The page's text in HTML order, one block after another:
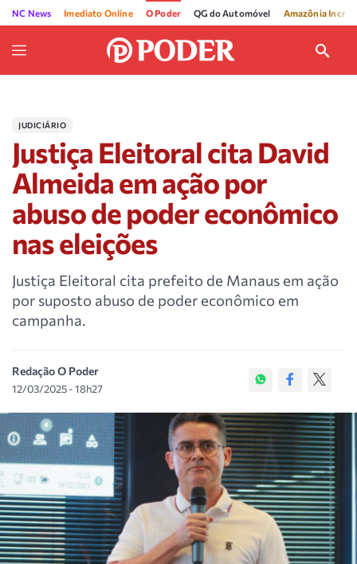
NC News Imediato Online O Poder QG do Automóvel Amazônia
JUDICIÁRIO
Justiça Eleitoral cita David
Almeida em ação por
abuso de poder econômico
nas eleições
Justiça Eleitoral cita prefeito de Manaus em ação
por suposto abuso de poder econômico em
campanha.
Redação O Poder
12/03/2025 - 18h27